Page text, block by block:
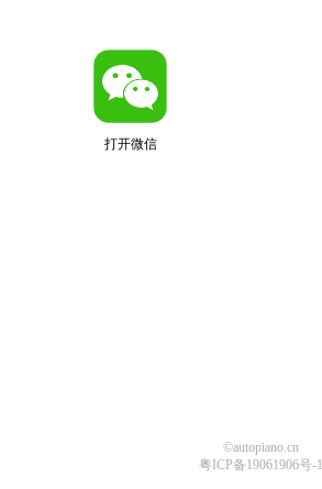
打开微信
©autopiano.cn
粤ICP备19061906号-1